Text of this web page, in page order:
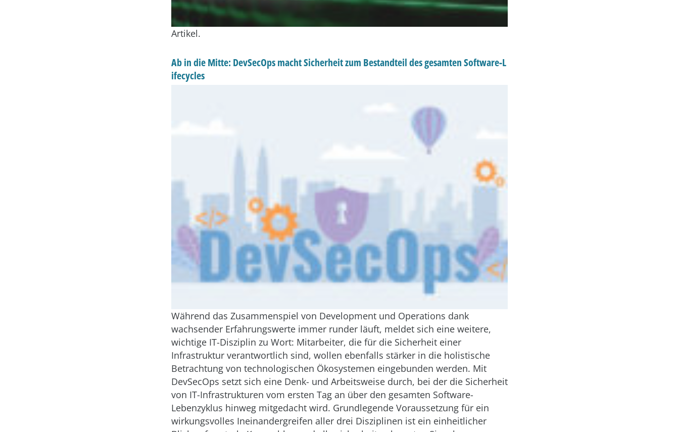
Artikel.
Ab in die Mitte: DevSecOps macht Sicherheit zum Bestandteil des gesamten Software-L
ifecycles
Während das Zusammenspiel von Development und Operations dank
wachsender Erfahrungswerte immer runder läuft, meldet sich eine weitere,
wichtige IT-Disziplin zu Wort: Mitarbeiter, die für die Sicherheit einer
Infrastruktur verantwortlich sind, wollen ebenfalls stärker in die holistische
Betrachtung von technologischen Ökosystemen eingebunden werden. Mit
DevSecOps setzt sich eine Denk- und Arbeitsweise durch, bei der die Sicherheit
von IT-Infrastrukturen vom ersten Tag an über den gesamten Software-
Lebenzyklus hinweg mitgedacht wird. Grundlegende Voraussetzung für ein
wirkungsvolles Ineinandergreifen aller drei Disziplinen ist ein einheitlicher